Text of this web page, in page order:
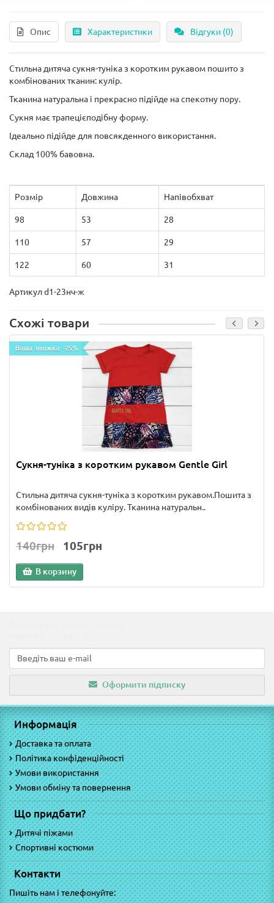
Опис Характеристики Відгуки (0)
Стильна дитяча сукня-туніка з коротким рукавом пошито з
комбінованих тканин: кулір.
Тканина натуральна і прекрасно підійде на спекотну пору.
Сукня має трапецієподібну форму.
Ідеально підійде для повсякденного використання.
Склад 100% бавовна.
Розмір Довжина Напівобхват
98 53 28
110 57 29
122 60 31
Артикул d1-23нч-ж
Схожі товари
Ваша знижка: -25%
Сукня-туніка з коротким рукавом Gentle Girl
Стильна дитяча сукня-туніка з коротким рукавом.Пошита з
комбінованих видів куліру. Тканина натуральн..
140грн 105грн
В корзину
Оформити підписку
Информація
Доставка та оплата
Політика конфіденційності
Умови використання
Умови обміну та повернення
Що придбати?
Дитячі піжами
Спортивні костюми
Контакти
Пишіть нам і телефонуйте: